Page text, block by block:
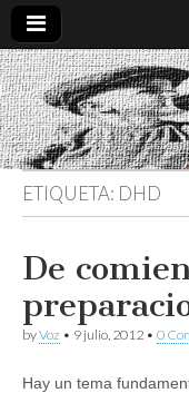
Comunicación,
Locucion y
Producción
Audiovisual
ETIQUETA: DHD
De
byVoz • 9 julio, 2012 • 0
Hay un tema